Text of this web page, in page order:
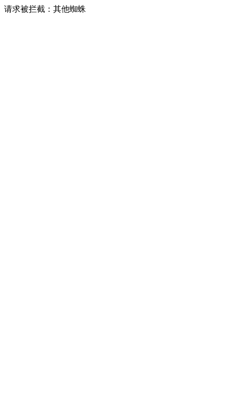
请求被拦截：其他蜘蛛